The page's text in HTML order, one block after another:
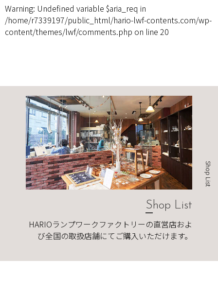
Warning: Undefined variable $aria_req in
/home/r7339197/public_html/hario-lwf-contents.com/wp-
content/themes/lwf/comments.php on line 20
Shop List
Shop List
HARIOランプワークファクトリーの直営店およ
び全国の取扱店舗にてご購入いただけます。